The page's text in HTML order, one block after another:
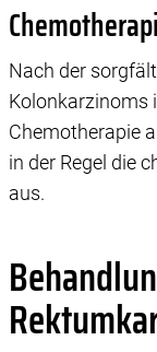
Nach der
Kolonkarzinoms
Chemotherapie
in der Regel die
aus.